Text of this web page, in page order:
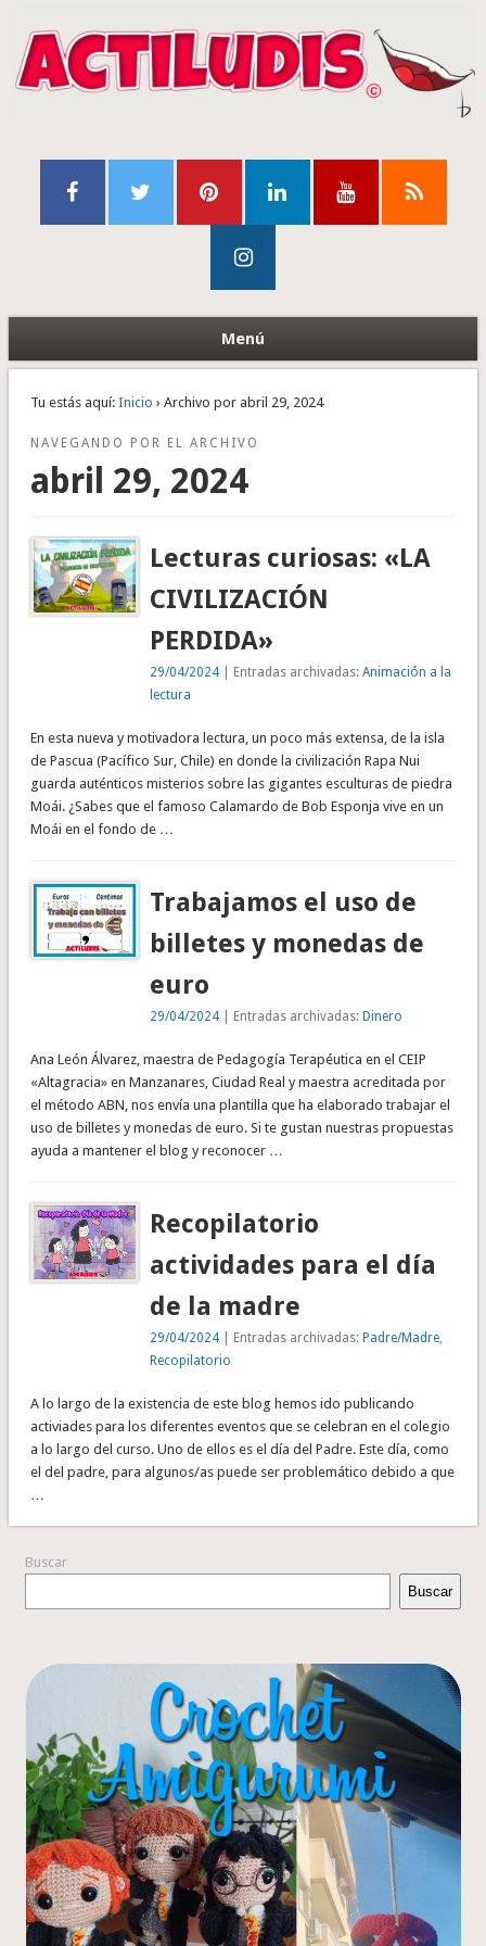
Menú
Tu estás aquí: Inicio › Archivo por abril 29, 2024
NAVEGANDO POR EL ARCHIVO
abril 29, 2024
Lecturas curiosas: «LA
CIVILIZACIÓN
PERDIDA»
29/04/2024 | Entradas archivadas:Animación a la
lectura
En esta nueva y motivadora lectura, un poco más extensa, de la isla
de Pascua (Pacífico Sur, Chile) en donde la civilización Rapa Nui
guarda auténticos misterios sobre las gigantes esculturas de piedra
Moái. ¿Sabes que el famoso Calamardo de Bob Esponja vive en un
Moái en el fondo de …
Trabajamos el uso de
billetes y monedas de
euro
29/04/2024 | Entradas archivadas:Dinero
Ana León Álvarez, maestra de Pedagogía Terapéutica en el CEIP
«Altagracia» en Manzanares, Ciudad Real y maestra acreditada por
el método ABN, nos envía una plantilla que ha elaborado trabajar el
uso de billetes y monedas de euro. Si te gustan nuestras propuestas
ayuda a mantener el blog y reconocer …
Recopilatorio
actividades para el día
de la madre
29/04/2024 | Entradas archivadas:Padre/Madre
Recopilatorio
A lo largo de la existencia de este blog hemos ido publicando
activiades para los diferentes eventos que se celebran en el colegio
a lo largo del curso. Uno de ellos es el día del Padre. Este día, como
el del padre, para algunos/as puede ser problemático debido a que
…
Buscar
Buscar